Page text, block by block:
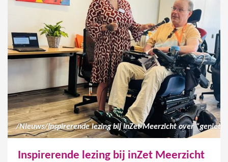
/Nieuws/
Inspirerende lezing bij inZet Meerzicht